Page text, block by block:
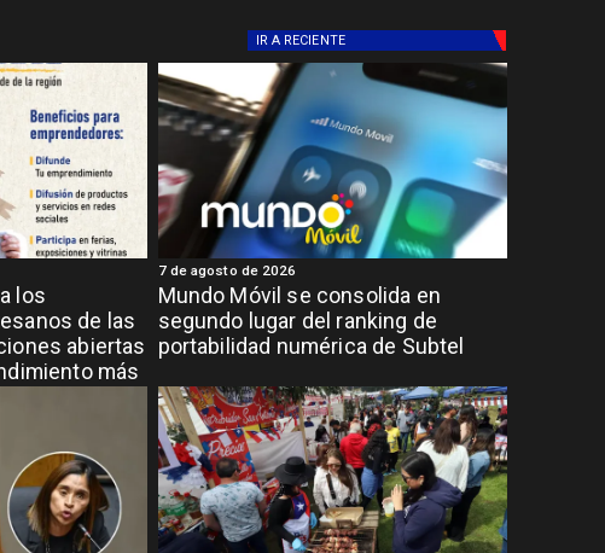
IR A RECIENTE
los
de las
abiertas
más
Mundo Móvil se consolida en
segundo lugar del ranking de
portabilidad numérica de Subtel
7 de agosto de 2026